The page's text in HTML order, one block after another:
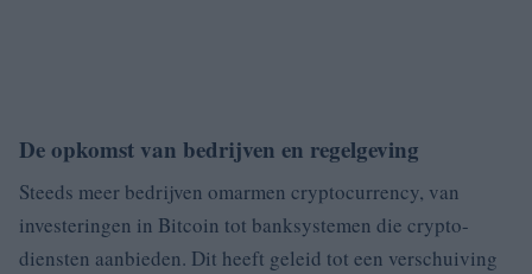
De opkomst van bedrijven en regelgeving
Steeds meer bedrijven omarmen cryptocurrency, van
investeringen in Bitcoin tot banksystemen die crypto-
diensten aanbieden. Dit heeft geleid tot een verschuiving